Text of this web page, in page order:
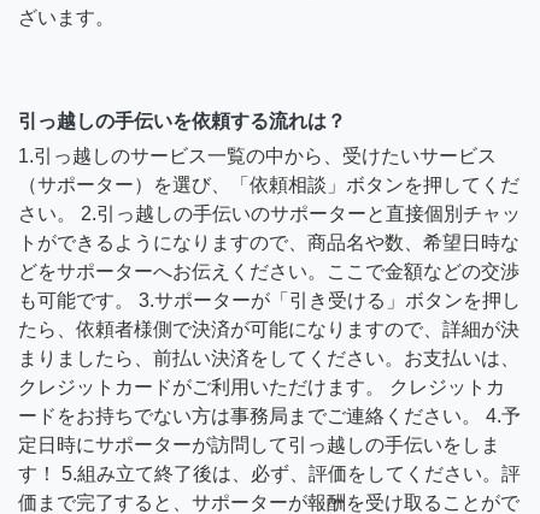
ざいます。
引っ越しの手伝いを依頼する流れは？
1.引っ越しのサービス一覧の中から、受けたいサービス
（サポーター）を選び、「依頼相談」ボタンを押してくだ
さい。 2.引っ越しの手伝いのサポーターと直接個別チャッ
トができるようになりますので、商品名や数、希望日時な
どをサポーターへお伝えください。ここで金額などの交渉
も可能です。 3.サポーターが「引き受ける」ボタンを押し
たら、依頼者様側で決済が可能になりますので、詳細が決
まりましたら、前払い決済をしてください。お支払いは、
クレジットカードがご利用いただけます。 クレジットカ
ードをお持ちでない方は事務局までご連絡ください。 4.予
定日時にサポーターが訪問して引っ越しの手伝いをしま
す！ 5.組み立て終了後は、必ず、評価をしてください。評
価まで完了すると、サポーターが報酬を受け取ることがで